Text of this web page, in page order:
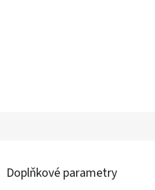
Doplňkové parametry